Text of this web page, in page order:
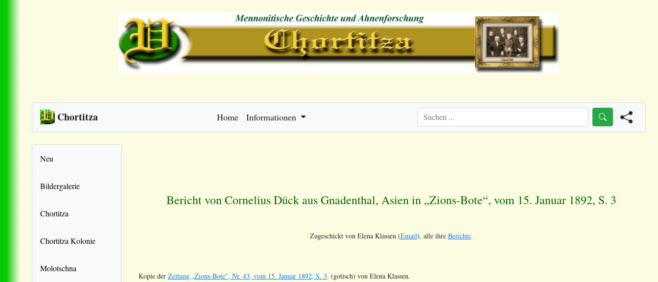
Chortitza Home Informationen
Neu
Bildergalerie
Chortitza
Chortitza Kolonie
Molotschna
Bericht von Cornelius Dück aus Gnadenthal, Asien in „Zions-Bote“, vom 15. Januar 1892, S. 3
Zugeschickt von Elena Klassen (Email), alle ihre Berichte.
Kopie der Zeitung „Zions-Bote“, Nr. 43, vom 15. Januar 1892, S. 3. (gotisch) von Elena Klassen.